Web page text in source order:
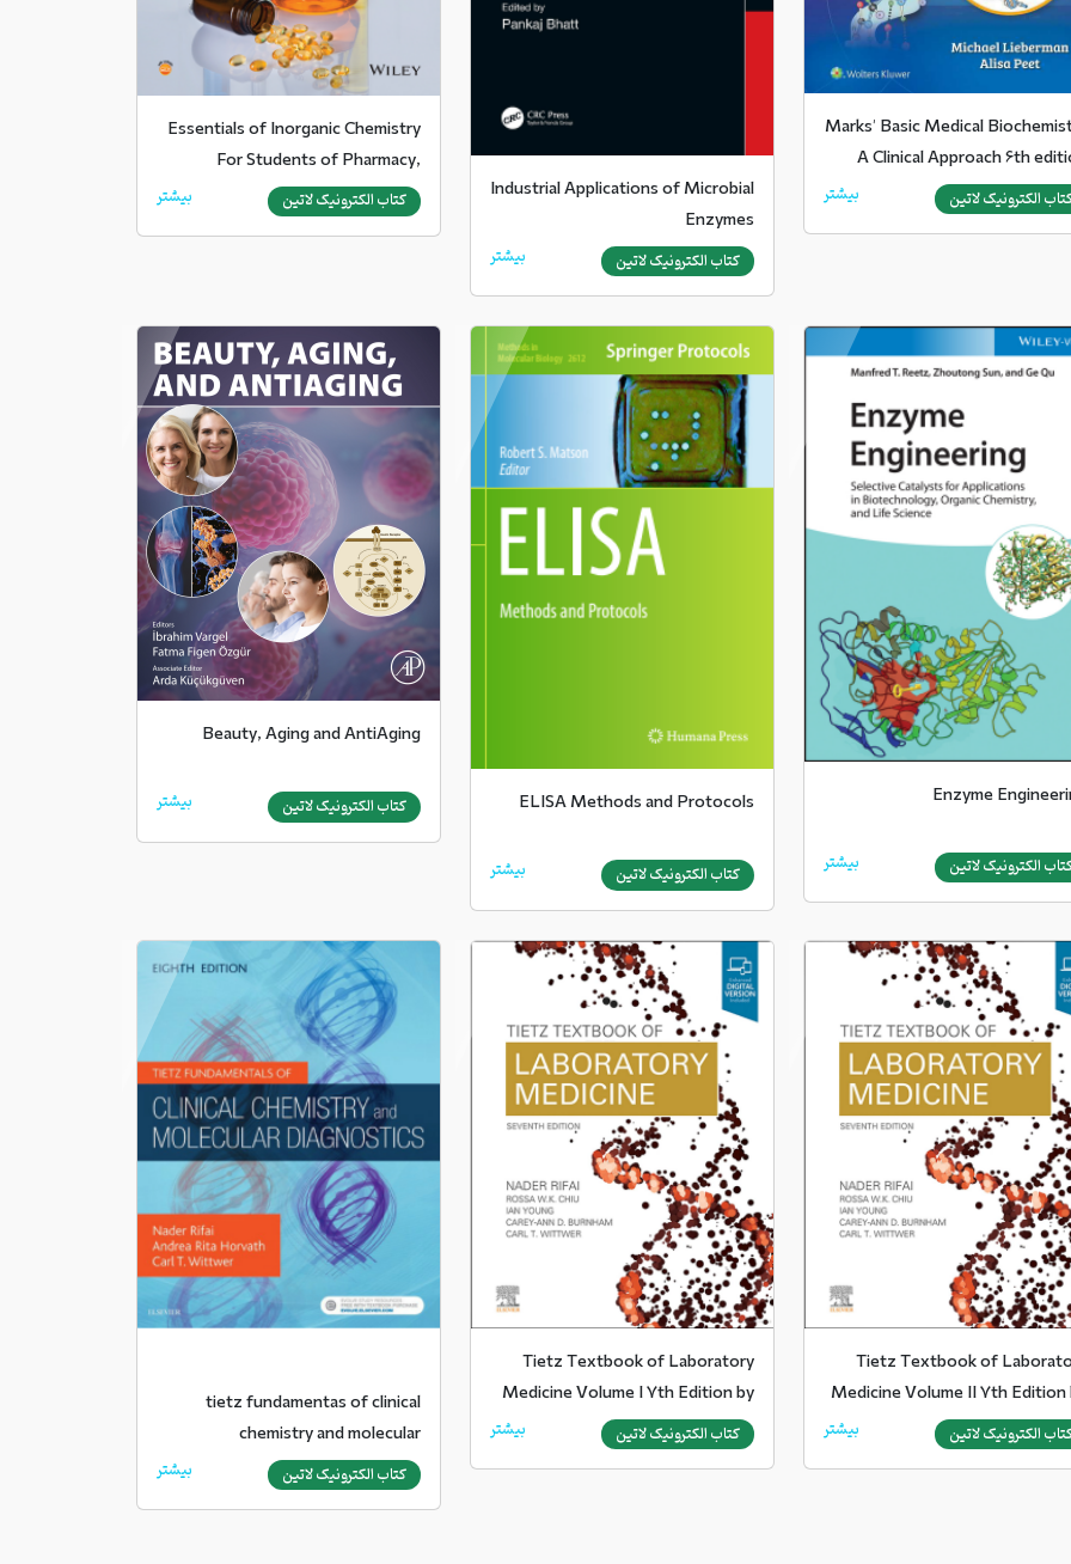
Marks' Basic Medical
A Clinical Approach 6th
الکترونیک لاتین بیشتر
Industrial Applications of Microbial
Enzymes
کتاب الکترونیک لاتین بیشتر
Essentials of Inorganic Chemistry
For Students of Pharmacy,
Pharmaceutical
کتاب الکترونیک لاتین بیشتر
Enzyme
الکترونیک لاتین بیشتر
ELISA Methods and Protocols
کتاب الکترونیک لاتین بیشتر
Beauty, Aging and AntiAging
کتاب الکترونیک لاتین بیشتر
Tietz Textbook of
Medicine Volume II 7th Edition
Nader Rifai Elsevier
الکترونیک لاتین بیشتر
Tietz Textbook of Laboratory
Medicine Volume I 7th Edition by
Nader Rifai Elsevier 2022
کتاب الکترونیک لاتین بیشتر
tietz fundamentas of clinical
chemistry and molecular
diagnostics
کتاب الکترونیک لاتین بیشتر